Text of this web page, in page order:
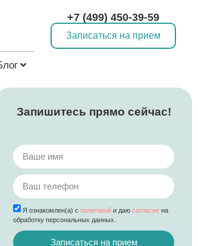
+7 (499) 450-39-59
Записаться на прием
Запишитесь прямо сейчас!
Я ознакомлен(а) с политикой и даю согласие на
обработку персональных данных.
Записаться на прием